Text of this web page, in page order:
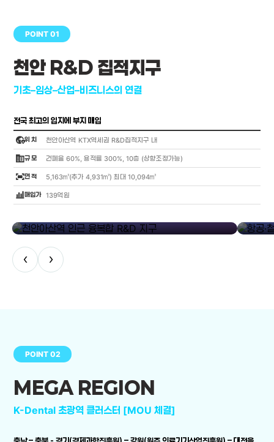
POINT 01
천안 R&D 집적지구
기초–임상–산업–비즈니스의 연결
전국 최고의 입지에 부지 매입
globe_location_pin위 치 천안아산역 KTX역세권 R&D집적지구 내
corporate_fare규 모 건폐율 60%, 용적률 300%, 10층 (상향조정가능)
fit_screen면 적 5,163㎡(추가 4,931㎡) 최대 10,094㎡
bar_chart_4_bars매입가 139억원
‹ ›
POINT 02
MEGA REGION
K-Dental 초광역 클러스터 [MOU 체결]